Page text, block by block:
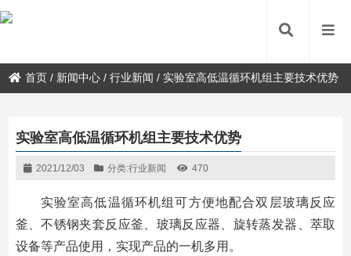
首页 / 新闻中心 /行业新闻 / 实验室高低温循环机组主要技术优势
实验室高低温循环机组主要技术优势
2021/12/03 分类:行业新闻 470
实验室高低温循环机组可方便地配合双层玻璃反应
釜、不锈钢夹套反应釜、玻璃反应器、旋转蒸发器、萃取
设备等产品使用，实现产品的一机多用。